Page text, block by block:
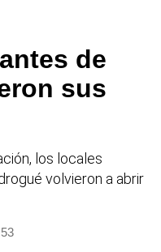
de
sus
los locales
volvieron a abrir